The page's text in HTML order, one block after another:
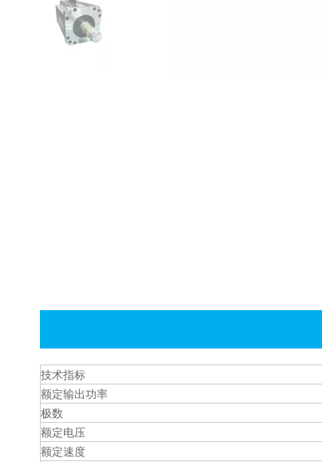
技术指标
额定输出功率
极数
额定电压
额定速度